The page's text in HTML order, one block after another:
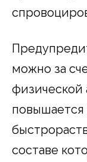
можно за
физической
повышается
составе